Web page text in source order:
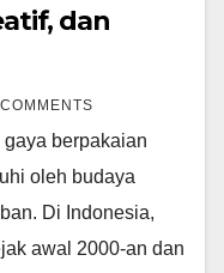
dan
berpakaian
oleh budaya
Di Indonesia,
awal 2000-an dan